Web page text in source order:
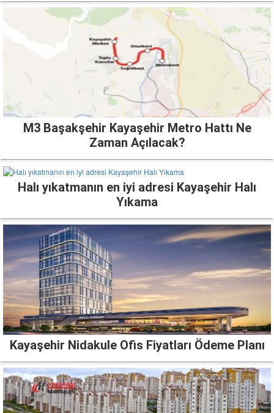
M3 Başakşehir Kayaşehir Metro Hattı Ne
Zaman Açılacak?
Halı yıkatmanın en iyi adresi Kayaşehir Halı
Yıkama
Kayaşehir Nidakule Ofis Fiyatları Ödeme Planı